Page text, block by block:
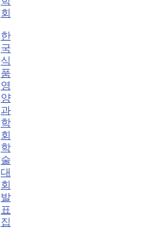
회
한
국
식
품
영
양
과
학
회
학
술
대
회
발
표
집